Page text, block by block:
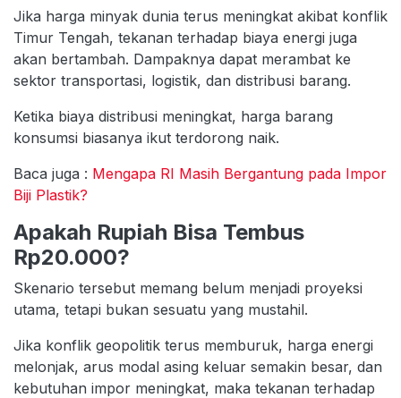
Jika harga minyak dunia terus meningkat akibat konflik
Timur Tengah, tekanan terhadap biaya energi juga
akan bertambah. Dampaknya dapat merambat ke
sektor transportasi, logistik, dan distribusi barang.
Ketika biaya distribusi meningkat, harga barang
konsumsi biasanya ikut terdorong naik.
Baca juga : Mengapa RI Masih Bergantung pada Impor
Biji Plastik?
Apakah Rupiah Bisa Tembus
Rp20.000?
Skenario tersebut memang belum menjadi proyeksi
utama, tetapi bukan sesuatu yang mustahil.
Jika konflik geopolitik terus memburuk, harga energi
melonjak, arus modal asing keluar semakin besar, dan
kebutuhan impor meningkat, maka tekanan terhadap